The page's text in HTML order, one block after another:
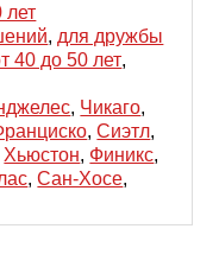
лет
, для дружбы
40 до 50 лет,
, Чикаго,
,Сиэтл,
Хьюстон, Финикс,
,Сан-Хосе,